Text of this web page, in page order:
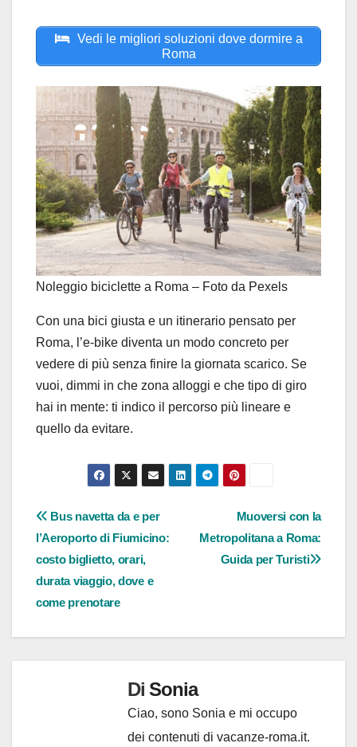
Vedi le migliori soluzioni dove dormire a
Roma
Noleggio biciclette a Roma – Foto da Pexels
Con una bici giusta e un itinerario pensato per
Roma, l’e-bike diventa un modo concreto per
vedere di più senza finire la giornata scarico. Se
vuoi, dimmi in che zona alloggi e che tipo di giro
hai in mente: ti indico il percorso più lineare e
quello da evitare.
Navigazione
articoli
Muoversi con la
Metropolitana a Roma:
Guida per Turisti
Bus navetta da e per
l’Aeroporto di Fiumicino:
costo biglietto, orari,
durata viaggio, dove e
come prenotare
DiSonia
Ciao, sono Sonia e mi occupo
dei contenuti di vacanze-roma.it.